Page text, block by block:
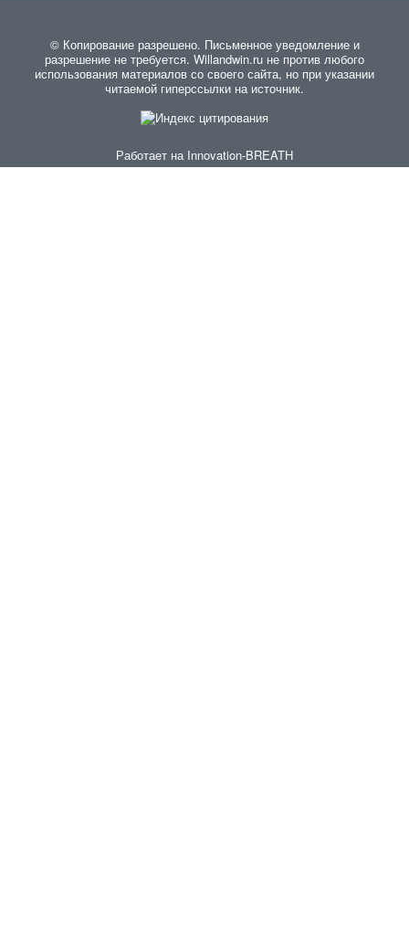
© Копирование разрешено. Письменное уведомление и
разрешение не требуется. Willandwin.ru не против любого
использования материалов со своего сайта, но при указании
читаемой гиперссылки на источник.
Работает на Innovation-BREATH